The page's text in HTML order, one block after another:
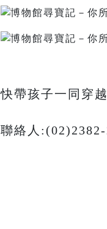
快帶孩子一同穿
聯絡人